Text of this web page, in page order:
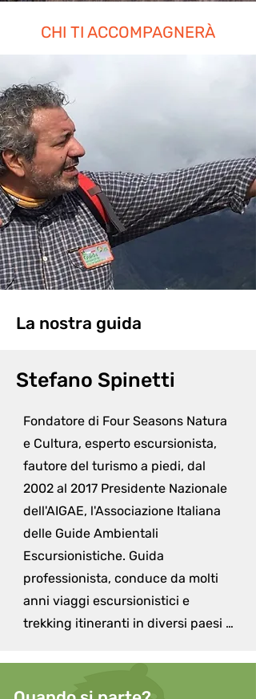
CHI TI ACCOMPAGNERÀ
La nostra guida
Stefano Spinetti
Fondatore di Four Seasons Natura
e Cultura, esperto escursionista,
fautore del turismo a piedi, dal
2002 al 2017 Presidente Nazionale
dell'AIGAE, l'Associazione Italiana
delle Guide Ambientali
Escursionistiche. Guida
professionista, conduce da molti
anni viaggi escursionistici e
trekking itineranti in diversi paesi
mondo! Appassionato di viaggi e
innamorato della natura, Stefano si